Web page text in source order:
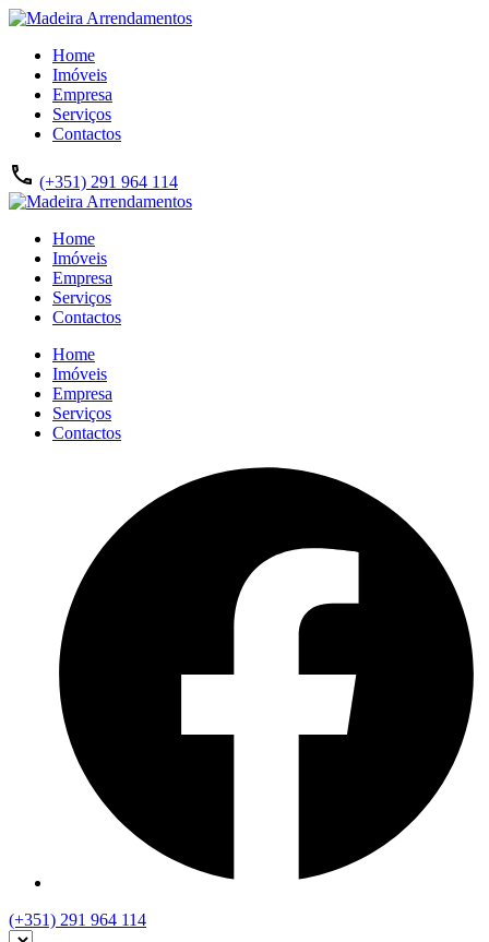
Home
Imóveis
Empresa
Serviços
Contactos
(+351) 291 964 114
Home
Imóveis
Empresa
Serviços
Contactos
Home
Imóveis
Empresa
Serviços
Contactos
(+351) 291 964 114